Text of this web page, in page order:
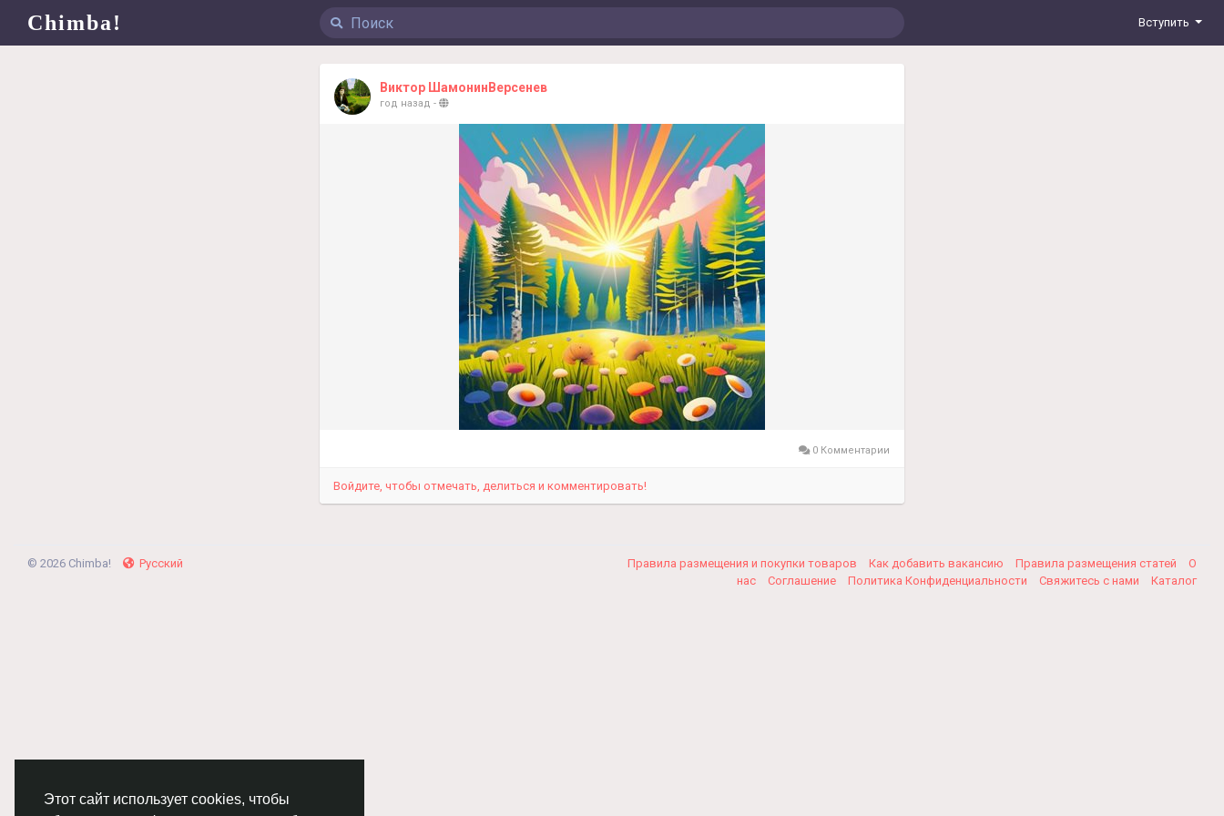
Этот сайт использует cookies, чтобы
Chimba! Вступить
Виктор ШамонинВерсенев
год назад -
0 Комментарии
Войдите, чтобы отмечать, делиться и комментировать!
© 2026 Chimba! Русский Правила размещения и покупки товаров Как добавить вакансию Правила размещения статей
О
нас
Соглашение Политика Конфиденциальности Свяжитесь с нами Каталог